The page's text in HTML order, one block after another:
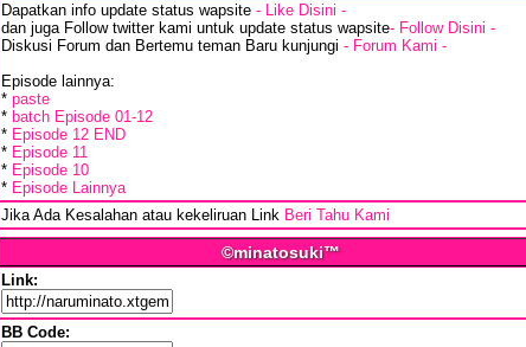
Dapatkan info update status wapsite - Like Disini -
dan juga Follow twitter kami untuk update status wapsite- Follow Disini -
Diskusi Forum dan Bertemu teman Baru kunjungi - Forum Kami -
Episode lainnya:
* paste
* batch Episode 01-12
* Episode 12 END
* Episode 11
* Episode 10
* Episode Lainnya
Jika Ada Kesalahan atau kekeliruan Link Beri Tahu Kami
©minatosuki™
Link:
BB Code: